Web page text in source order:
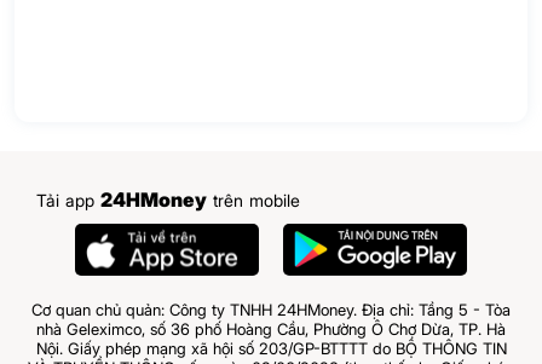
Tải app 24HMoney trên mobile
Cơ quan chủ quản: Công ty TNHH 24HMoney. Địa chỉ: Tầng 5 - Tòa
nhà Geleximco, số 36 phố Hoàng Cầu, Phường Ô Chợ Dừa, TP. Hà
Nội. Giấy phép mạng xã hội số 203/GP-BTTTT do BỘ THÔNG TIN